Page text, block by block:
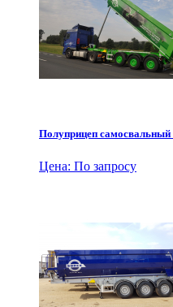
Полуприцеп
Цена: По запросу